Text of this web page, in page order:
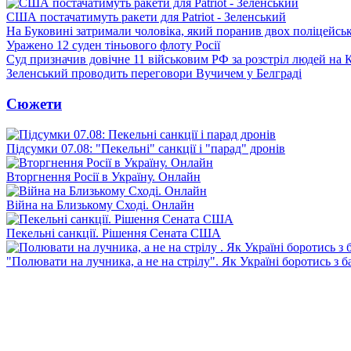
США постачатимуть ракети для Patriot - Зеленський
На Буковині затримали чоловіка, який поранив двох
Уражено 12 суден тіньового флоту Росії
Суд призначив довічне 11 військовим РФ за розстріл людей на
Зеленський проводить переговори Вучичем у Белграді
Сюжети
Підсумки 07.08: "Пекельні" санкції і "парад" дронів
Вторгнення Росії в Україну. Онлайн
Війна на Близькому Сході. Онлайн
Пекельні санкції. Рішення Сената США
"Полювати на лучника, а не на стрілу". Як Україні боротись з